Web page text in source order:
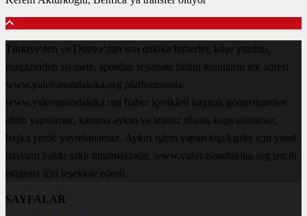
Türkiye'den ve Dünya’dan son dakika haberler, köşe yazıları,
magazinden siyasete, spordan seyahate bütün konuların tek adresi
www.yalovasondakika.org platformunda;
www.yalovasondakika.org haber içerikleri kaynak gösterilmeden
alıntı yapılamaz, kanuna aykırı ve izinsiz olarak kopyalanamaz,
başka yerde yayınlanamaz. Aykırı işlem yapan kişi/kişiler için yasal
başvuru hakkı saklı tutulmaktadır. www.yalovasondakika.org tercih
ettiğiniz için teşekkür ederiz.
SAYFALAR